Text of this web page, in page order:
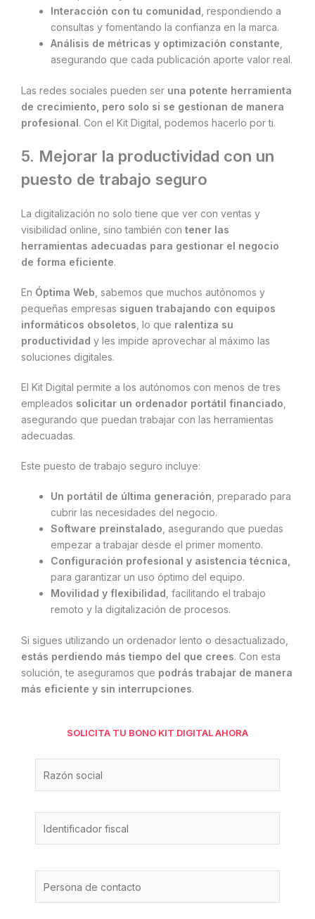
Interacción con tu comunidad , respondiendo a
consultas y fomentando la confianza en la marca.
Análisis de métricas y optimización constante
asegurando que cada publicación aporte valor real.
Las redes sociales pueden ser una potente herramienta
de crecimiento, pero solo si se gestionan de manera
profesional. Con el Kit Digital, podemos hacerlo por ti.
5. Mejorar la productividad con un
puesto de trabajo seguro
La digitalización no solo tiene que ver con ventas y
visibilidad online, sino también con tener las
herramientas adecuadas para gestionar el negocio
de forma eficiente.
En Óptima Web , sabemos que muchos autónomos y
pequeñas empresas siguen trabajando con equipos
informáticos obsoletos , lo que ralentiza su
productividad y les impide aprovechar al máximo las
soluciones digitales.
El Kit Digital permite a los autónomos con menos de tres
empleados solicitar un ordenador portátil financiado
asegurando que puedan trabajar con las herramientas
adecuadas.
Este puesto de trabajo seguro incluye:
Un portátil de última generación , preparado para
cubrir las necesidades del negocio.
Software preinstalado , asegurando que puedas
empezar a trabajar desde el primer momento.
Configuración profesional y asistencia técnica
para garantizar un uso óptimo del equipo.
Movilidad y flexibilidad , facilitando el trabajo
remoto y la digitalización de procesos.
Si sigues utilizando un ordenador lento o desactualizado,
estás perdiendo más tiempo del que crees. Con esta
solución, te aseguramos que podrás trabajar de manera
más eficiente y sin interrupciones.
SOLICITA TU BONO KIT DIGITAL AHORA